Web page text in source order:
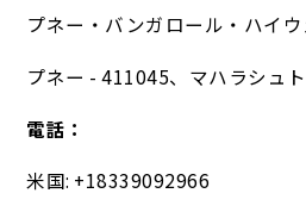
プネー・バンガロール・ハイウ
プネー - 411045、マハラシュ
電話：
米国: +18339092966